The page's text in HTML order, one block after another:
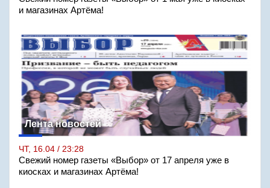
и магазинах Артёма!
Лента новостей
ЧТ, 16.04 / 23:28
Свежий номер газеты «Выбор» от 17 апреля уже в
киосках и магазинах Артёма!